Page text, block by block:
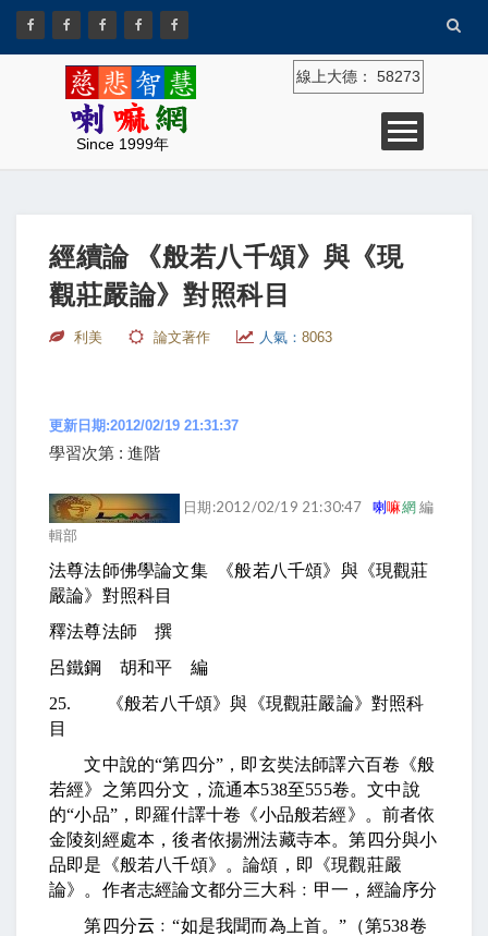
Since 1999年
線上大德： 58273
經續論 《般若八千頌》與《現
觀莊嚴論》對照科目
利美 論文著作 人氣： 8063
更新日期:2012/02/19 21:31:37
學習次第 : 進階
日期:2012/02/19 21:30:47喇嘛網編
輯部
法尊法師佛學論文集
《般若八千頌》與《現觀莊
嚴論》對照科目
釋法尊法師 撰
呂鐵鋼 胡和平 編
25. 《般若八千頌》與《現觀莊嚴論》對照科
目
文中說的“第四分”，即玄奘法師譯六百卷《般
若經》之第四分文，流通本538至555卷。文中說
的“小品”，即羅什譯十卷《小品般若經》。前者依
金陵刻經處本，後者依揚洲法藏寺本。第四分與小
品即是《般若八千頌》。論頌，即《現觀莊嚴
論》。作者志經論文都分三大科﹕甲一，經論序分
第四分云 ﹕“如是我聞而為上首。”（第538卷